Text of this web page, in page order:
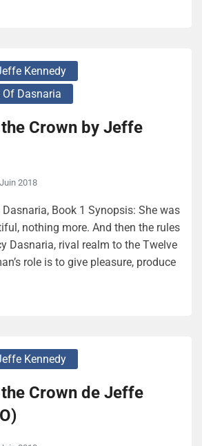
Kennedy
Dasnaria
Crown by Jeffe
2018
Book 1 Synopsis: She was
nothing more. And then the rules
Dasnaria, rival realm to the Twelve
role is to give pleasure, produce
Kennedy
Crown de Jeffe